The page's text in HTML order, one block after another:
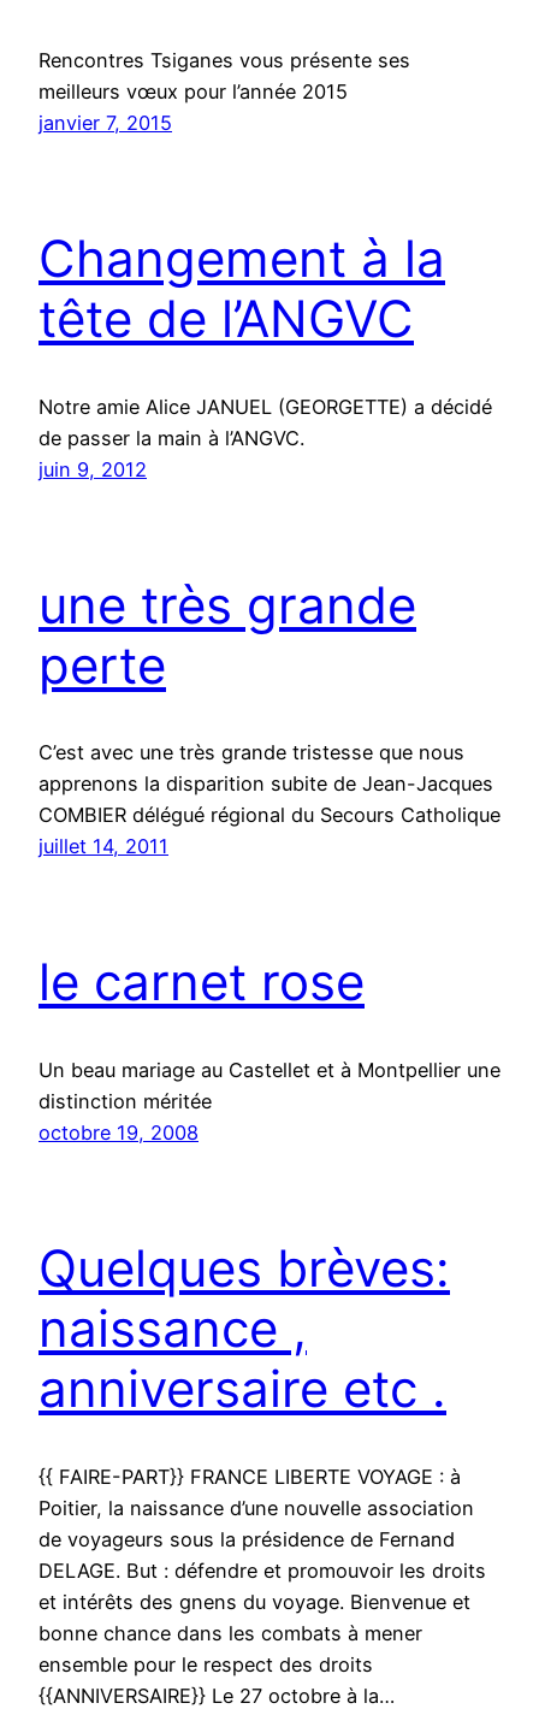
Rencontres Tsiganes vous présente ses
meilleurs vœux pour l’année 2015
janvier 7, 2015
Changement à la
tête de l’ANGVC
Notre amie Alice JANUEL (GEORGETTE) a décidé
de passer la main à l’ANGVC.
juin 9, 2012
une très grande
perte
C’est avec une très grande tristesse que nous
apprenons la disparition subite de Jean-Jacques
COMBIER délégué régional du Secours Catholique
juillet 14, 2011
le carnet rose
Un beau mariage au Castellet et à Montpellier une
distinction méritée
octobre 19, 2008
Quelques brèves:
naissance ,
anniversaire etc .
{{ FAIRE-PART}} FRANCE LIBERTE VOYAGE : à
Poitier, la naissance d’une nouvelle association
de voyageurs sous la présidence de Fernand
DELAGE. But : défendre et promouvoir les droits
et intérêts des gnens du voyage. Bienvenue et
bonne chance dans les combats à mener
ensemble pour le respect des droits
{{ANNIVERSAIRE}} Le 27 octobre à la…